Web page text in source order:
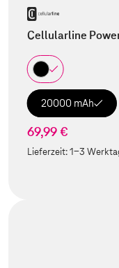
Cellularline
20000 mAh
69,99 €
Lieferzeit:1-3